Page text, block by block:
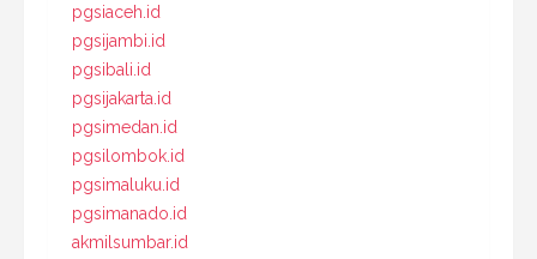
pgsiaceh.id
pgsijambi.id
pgsibali.id
pgsijakarta.id
pgsimedan.id
pgsilombok.id
pgsimaluku.id
pgsimanado.id
akmilsumbar.id